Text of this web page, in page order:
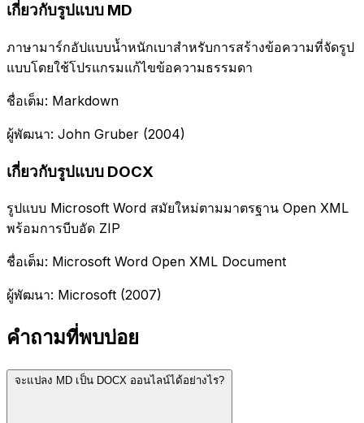
เกี่ยวกับรูปแบบ MD
ภาษามาร์กอัปแบบน้ำหนักเบาสำหรับการสร้างข้อความที่จัดรูป
แบบโดยใช้โปรแกรมแก้ไขข้อความธรรมดา
ชื่อเต็ม: Markdown
ผู้พัฒนา: John Gruber (2004)
เกี่ยวกับรูปแบบ DOCX
รูปแบบ Microsoft Word สมัยใหม่ตามมาตรฐาน Open XML
พร้อมการบีบอัด ZIP
ชื่อเต็ม: Microsoft Word Open XML Document
ผู้พัฒนา: Microsoft (2007)
คำถามที่พบบ่อย
จะแปลง MD เป็น DOCX ออนไลน์ได้อย่างไร?